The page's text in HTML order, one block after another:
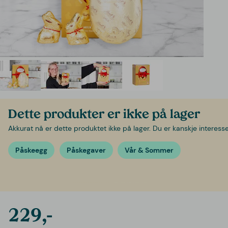
Dette produkter er ikke på lager
Akkurat nå er dette produktet ikke på lager. Du er kanskje
Påskeegg Påskegaver Vår & Sommer
229,-